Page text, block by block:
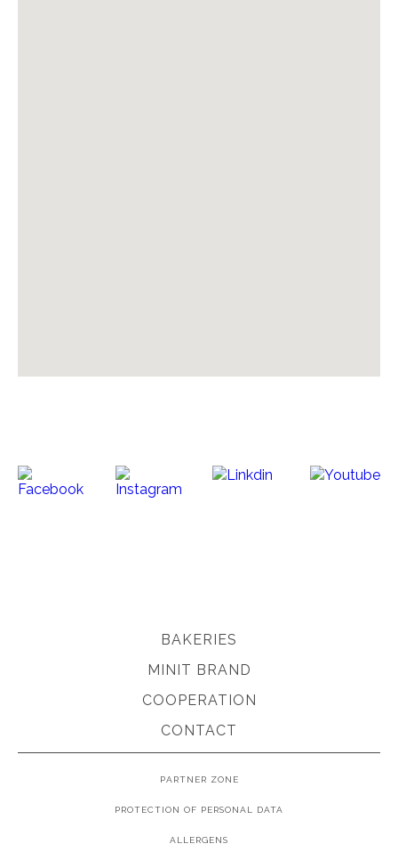
BAKERIES
MINIT BRAND
COOPERATION
CONTACT
PARTNER ZONE
PROTECTION OF PERSONAL DATA
ALLERGENS